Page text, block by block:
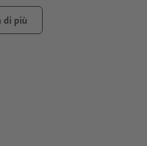
di più